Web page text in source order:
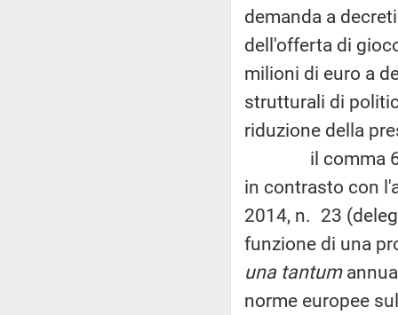
demanda a
dell'offerta di
milioni di euro a
strutturali di
riduzione della
il comma 649
in contrasto con
2014, n. 23
funzione di una
una tantum
norme europee